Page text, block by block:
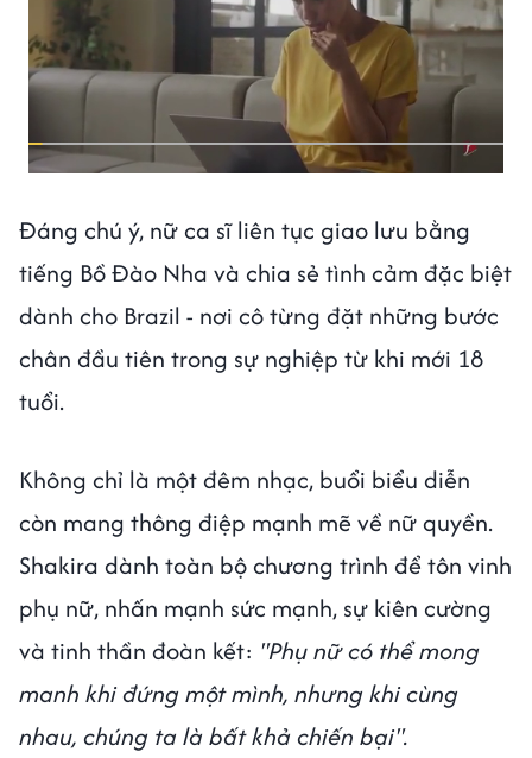
Đáng chú ý, nữ ca sĩ liên tục giao lưu bằng
tiếng Bồ Đào Nha và chia sẻ tình cảm đặc biệt
dành cho Brazil - nơi cô từng đặt những bước
chân đầu tiên trong sự nghiệp từ khi mới 18
tuổi.
Không chỉ là một đêm nhạc, buổi biểu diễn
còn mang thông điệp mạnh mẽ về nữ quyền.
Shakira dành toàn bộ chương trình để tôn vinh
phụ nữ, nhấn mạnh sức mạnh, sự kiên cường
và tinh thần đoàn kết: "Phụ nữ có thể mong
manh khi đứng một mình, nhưng khi cùng
nhau, chúng ta là bất khả chiến bại".